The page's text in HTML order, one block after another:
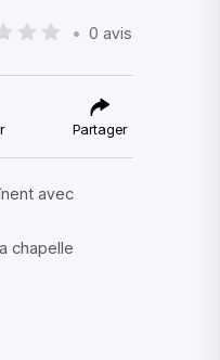
• 0 avis
Partager
avec
chapelle